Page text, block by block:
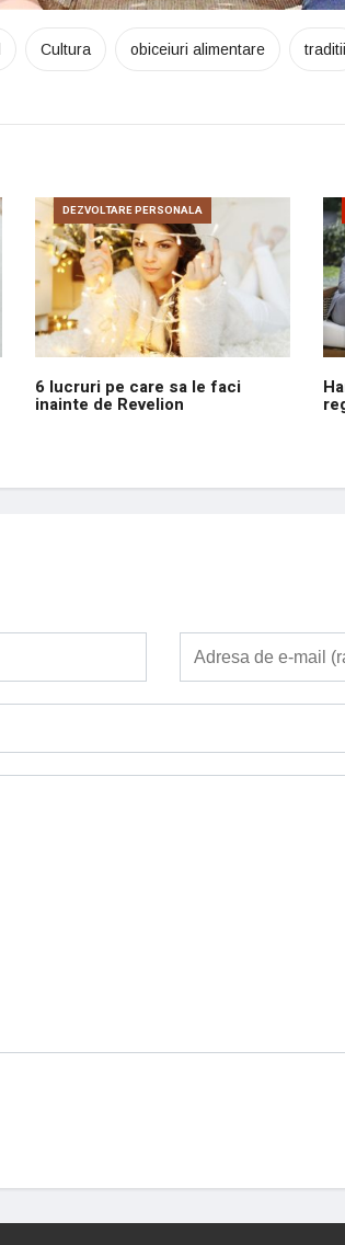
Cultura obiceiuri alimentare traditii
DEZVOLTARE PERSONALA
6 lucruri pe care sa le faci
inainte de Revelion